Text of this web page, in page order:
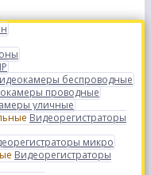
беспроводные
проводные
уличные
Видеорегистраторы
микро
Видеорегистраторы